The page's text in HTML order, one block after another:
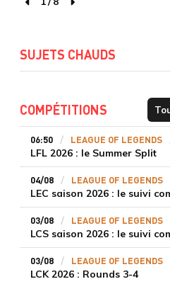
page précédentepage suivante
SUJETS CHAUDS
COMPÉTITIONS
06:50 LEAGUE OF LEGENDS
LFL 2026 : le Summer Split
04/08 LEAGUE OF LEGENDS
LEC saison 2026 : le suivi
03/08 LEAGUE OF LEGENDS
LCS saison 2026 : le suivi
03/08 LEAGUE OF LEGENDS
LCK 2026 : Rounds 3-4